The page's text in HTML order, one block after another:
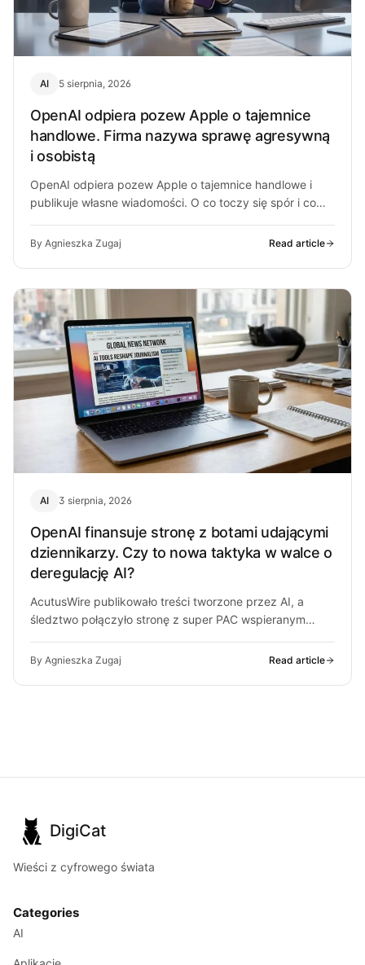
AI 5 sierpnia, 2026
OpenAI odpiera pozew Apple o tajemnice
handlowe. Firma nazywa sprawę agresywną
i osobistą
OpenAI odpiera pozew Apple o tajemnice handlowe i
publikuje własne wiadomości. O co toczy się spór i co
By Agnieszka Zugaj Read article
AI 3 sierpnia, 2026
OpenAI finansuje stronę z botami udającymi
dziennikarzy. Czy to nowa taktyka w walce o
deregulację AI?
AcutusWire publikowało treści tworzone przez AI, a
śledztwo połączyło stronę z super PAC wspieranym
By Agnieszka Zugaj Read article
DigiCat
Wieści z cyfrowego świata
Categories
AI